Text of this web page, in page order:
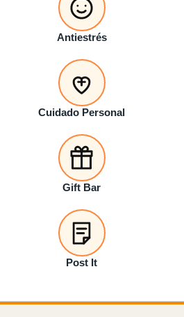
Antiestrés
Cuidado Personal
Gift Bar
Post It